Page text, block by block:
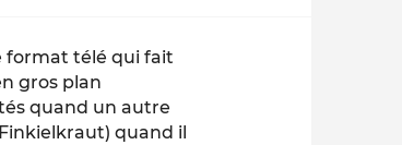
format télé qui fait
gros plan
quand un autre
quand il